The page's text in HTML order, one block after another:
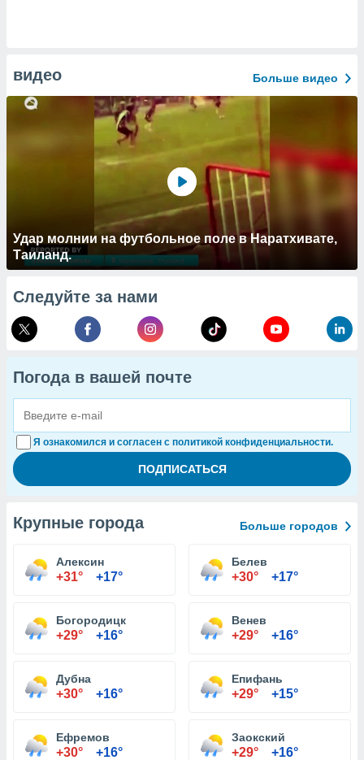
видео Больше видео
Удар молнии на футбольное поле в Наратхивате,
Таиланд.
Следуйте за нами
Погода в вашей почте
Я ознакомился и согласен с политикой конфиденциальности.
Крупные города Больше городов
Алексин
+31° +17°
Белев
+30° +17°
Богородицк
+29° +16°
Венев
+29° +16°
Дубна
+30° +16°
Епифань
+29° +15°
Ефремов
+30° +16°
Заокский
+29° +16°